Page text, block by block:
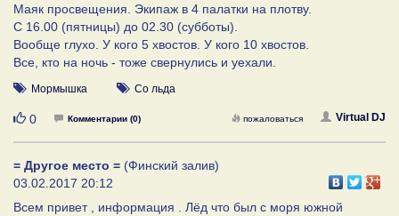
Маяк просвещения. Экипаж в 4 палатки на плотву.
С 16.00 (пятницы) до 02.30 (субботы).
Вообще глухо. У кого 5 хвостов. У кого 10 хвостов.
Все, кто на ночь - тоже свернулись и уехали.
Мормышка Со льда
Нравится
0 Комментарии (0) Virtual DJ
пожаловаться
= Другое место = (Финский залив)
03.02.2017 20:12
Всем привет , информация . Лёд что был с моря южной